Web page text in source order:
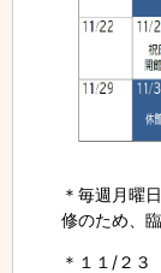
＊毎週月曜
修のため、
＊１１/２３